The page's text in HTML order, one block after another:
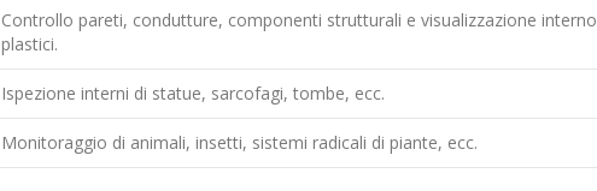
Controllo pareti, condutture, componenti strutturali e visualizzazione interno
plastici.
Ispezione interni di statue, sarcofagi, tombe, ecc.
Monitoraggio di animali, insetti, sistemi radicali di piante, ecc.